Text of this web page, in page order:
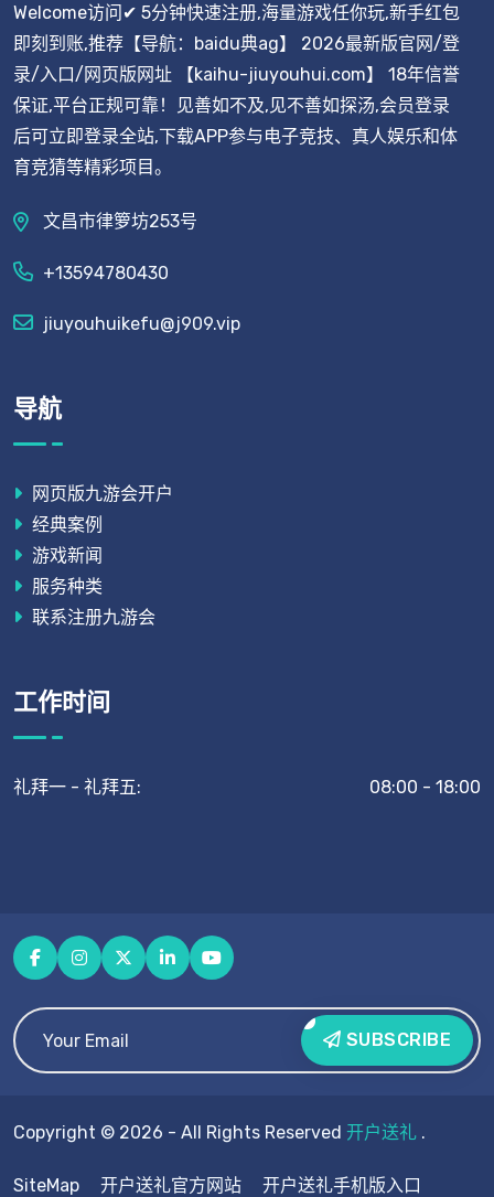
Welcome访问✔ 5分钟快速注册,海量游戏任你玩,新手红包
即刻到账,推荐【导航：baidu典ag】 2026最新版官网/登
录/入口/网页版网址 【kaihu-jiuyouhui.com】 18年信誉
保证,平台正规可靠！见善如不及,见不善如探汤,会员登录
后可立即登录全站,下载APP参与电子竞技、真人娱乐和体
育竞猜等精彩项目。
文昌市律箩坊253号
+13594780430
jiuyouhuikefu@j909.vip
导航
网页版九游会开户
经典案例
游戏新闻
服务种类
联系注册九游会
工作时间
礼拜一 - 礼拜五: 08:00 - 18:00
SUBSCRIBE
Copyright © 2026 - All Rights Reserved 开户送礼 .
SiteMap 开户送礼官方网站 开户送礼手机版入口